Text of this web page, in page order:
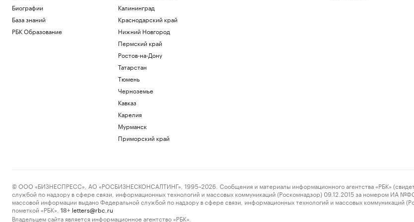
Биографии
База знаний
РБК Образование
Калининград
Краснодарский край
Нижний Новгород
Пермский край
Ростов-на-Дону
Татарстан
Тюмень
Черноземье
Кавказ
Карелия
Мурманск
Приморский край
© ООО «БИЗНЕСПРЕСС», АО «РОСБИЗНЕСКОНСАЛТИНГ», 1995–2026. Сообщения и материалы информационного агентства «РБК»
службой по надзору в сфере связи, информационных технологий и массовых коммуникаций (Роскомнадзор) 09.12.2015 за номером ИА
массовой информации выдано Федеральной службой по надзору в сфере связи, информационных технологий и массовых
пометкой «РБК».
18+ letters@rbc.ru
Владельцем сайта является информационное агентство «РБК».